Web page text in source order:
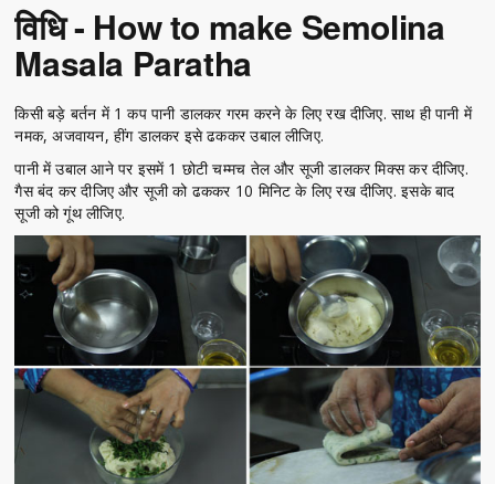
विधि - How to make Semolina
Masala Paratha
किसी बड़े बर्तन में 1 कप पानी डालकर गरम करने के लिए रख दीजिए. साथ ही पानी में
नमक, अजवायन, हींग डालकर इसे ढककर उबाल लीजिए.
पानी में उबाल आने पर इसमें 1 छोटी चम्मच तेल और सूजी डालकर मिक्स कर दीजिए.
गैस बंद कर दीजिए और सूजी को ढककर 10 मिनिट के लिए रख दीजिए. इसके बाद
सूजी को गूंथ लीजिए.